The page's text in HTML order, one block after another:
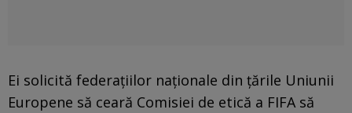
Ei solicită federațiilor naționale din țările Uniunii
Europene să ceară Comisiei de etică a FIFA să